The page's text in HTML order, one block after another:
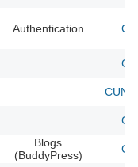
Authentication
Blogs
(BuddyPress)